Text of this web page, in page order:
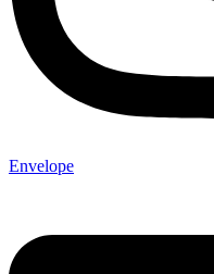
Envelope